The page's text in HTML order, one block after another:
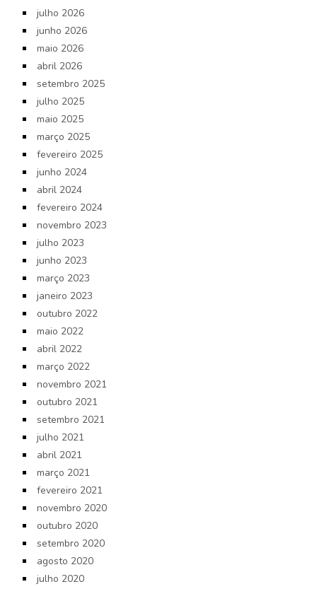
julho 2026
junho 2026
maio 2026
abril 2026
setembro 2025
julho 2025
maio 2025
março 2025
fevereiro 2025
junho 2024
abril 2024
fevereiro 2024
novembro 2023
julho 2023
junho 2023
março 2023
janeiro 2023
outubro 2022
maio 2022
abril 2022
março 2022
novembro 2021
outubro 2021
setembro 2021
julho 2021
abril 2021
março 2021
fevereiro 2021
novembro 2020
outubro 2020
setembro 2020
agosto 2020
julho 2020